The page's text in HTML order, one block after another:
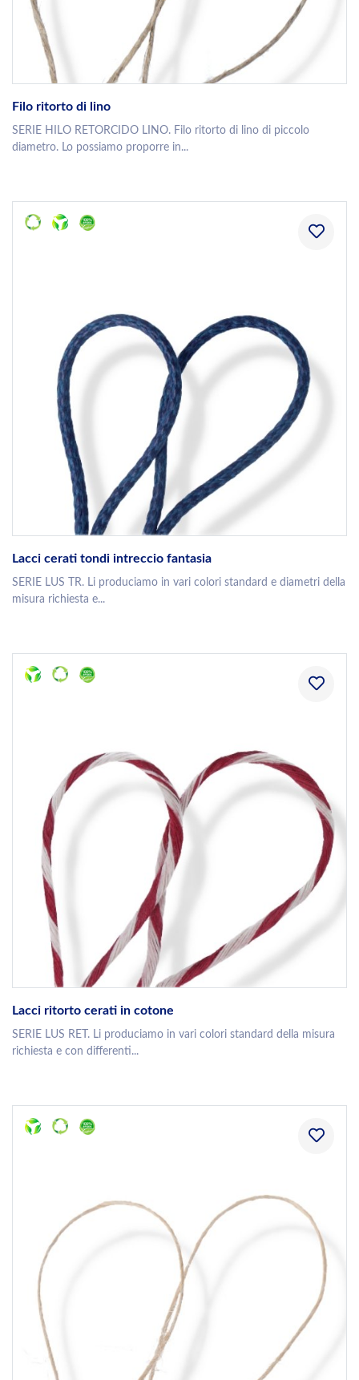
Filo ritorto di lino
SERIE HILO RETORCIDO LINO. Filo ritorto di lino di piccolo
diametro. Lo possiamo proporre in...
Lacci cerati tondi intreccio fantasia
SERIE LUS TR. Li produciamo in vari colori standard e diametri della
misura richiesta e...
Lacci ritorto cerati in cotone
SERIE LUS RET. Li produciamo in vari colori standard della misura
richiesta e con differenti...